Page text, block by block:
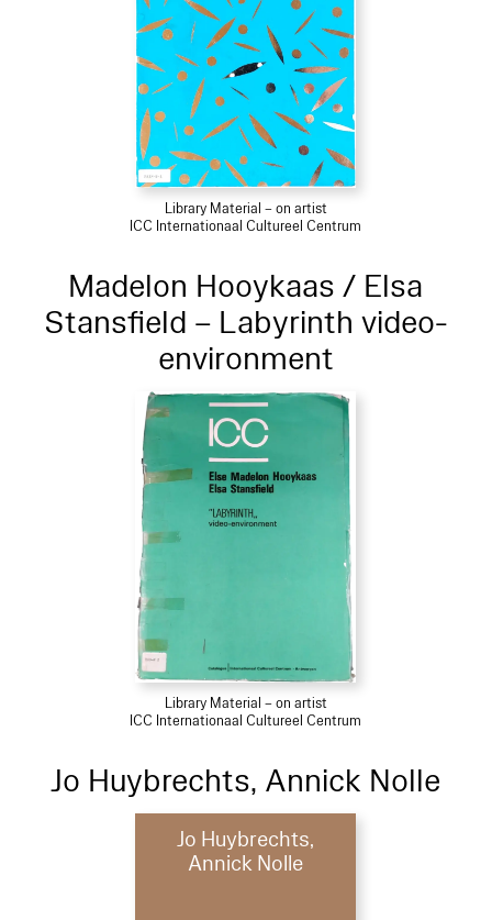
Library Material – on artist
ICC Internationaal Cultureel Centrum
Madelon Hooykaas / Elsa
Stansfield – Labyrinth video-
environment
Library Material – on artist
ICC Internationaal Cultureel Centrum
Jo Huybrechts, Annick Nolle
Jo Huybrechts,
Annick Nolle